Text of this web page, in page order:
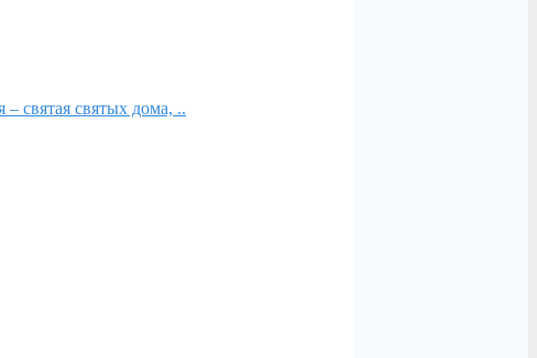
святая святых дома, ..